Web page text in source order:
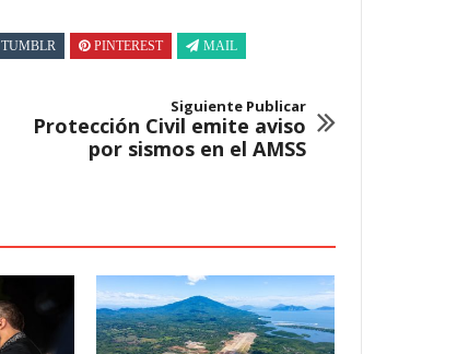
TUMBLR PINTEREST MAIL
Siguiente Publicar
Protección Civil emite aviso
por sismos en el AMSS